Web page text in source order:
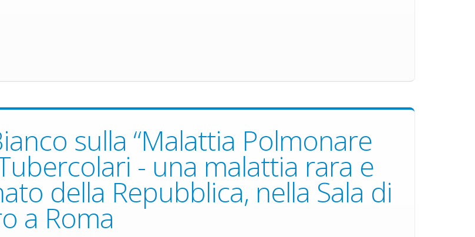
sulla “Malattia Polmonare
- una malattia rara e
della Repubblica, nella Sala di
a Roma